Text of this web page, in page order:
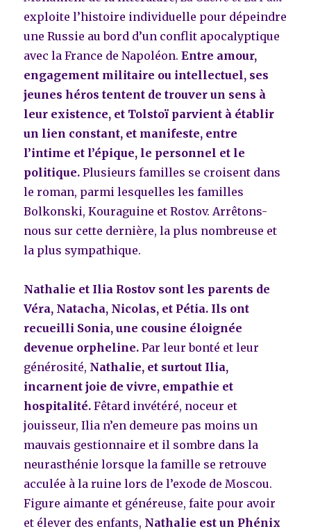
exploite l’histoire individuelle pour dépeindre
une Russie au bord d’un conflit apocalyptique
avec la France de Napoléon.Entre amour,
engagement militaire ou intellectuel, ses
jeunes héros tentent de trouver un sens à
leur existence, et Tolstoï parvient à établir
un lien constant, et manifeste, entre
l’intime et l’épique, le personnel et le
politique. Plusieurs familles se croisent dans
le roman, parmi lesquelles les familles
Bolkonski, Kouraguine et Rostov. Arrêtons-
nous sur cette dernière, la plus nombreuse et
la plus sympathique.
Nathalie et Ilia Rostov sont les parents de
Véra, Natacha, Nicolas, et Pétia. Ils ont
recueilli Sonia, une cousine éloignée
devenue orpheline. Par leur bonté et leur
générosité, Nathalie, et surtout Ilia,
incarnent joie de vivre, empathie et
hospitalité. Fêtard invétéré, noceur et
jouisseur, Ilia n’en demeure pas moins un
mauvais gestionnaire et il sombre dans la
neurasthénie lorsque la famille se retrouve
acculée à la ruine lors de l’exode de Moscou.
Figure aimante et généreuse, faite pour avoir
et élever des enfants, Nathalie est un Phénix